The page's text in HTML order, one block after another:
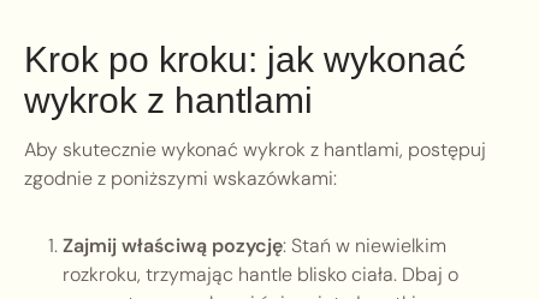
Krok po kroku: jak wykonać
wykrok z hantlami
Aby skutecznie wykonać wykrok z hantlami, postępuj
zgodnie z poniższymi wskazówkami:
Zajmij właściwą pozycję: Stań w niewielkim
rozkroku, trzymając hantle blisko ciała. Dbaj o